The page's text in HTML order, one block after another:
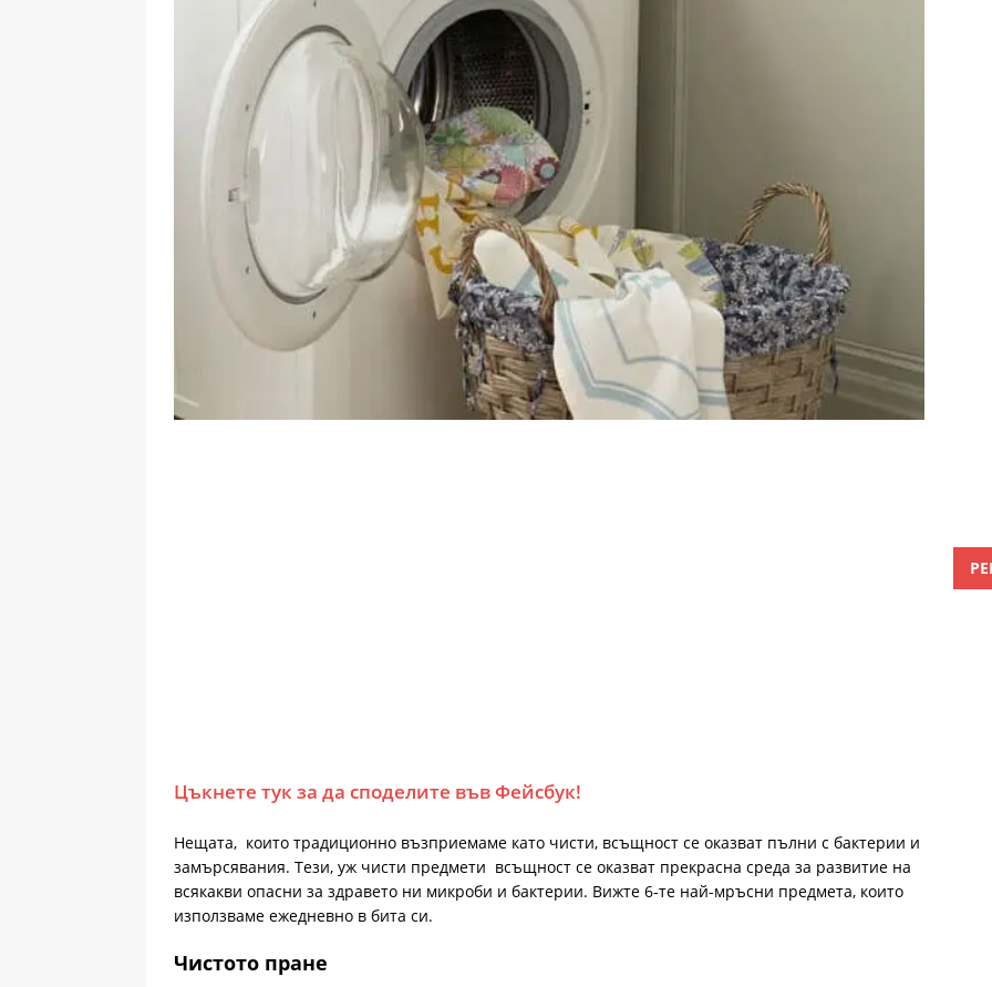
Цъкнете тук за да споделите във Фейсбук!
Нещата, които традиционно възприемаме като чисти, всъщност се оказват пълни с бактерии и
замърсявания. Тези, уж чисти предмети всъщност се оказват прекрасна среда за развитие на
всякакви опасни за здравето ни микроби и бактерии. Вижте 6-те най-мръсни предмета, които
използваме ежедневно в бита си.
Чистото пране